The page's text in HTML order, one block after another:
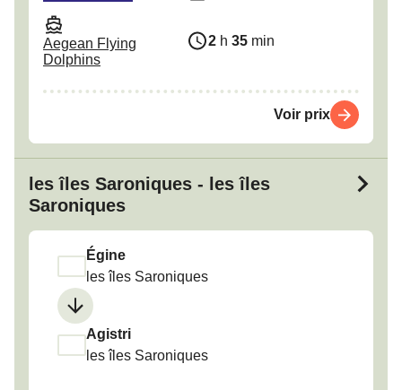
Aegean Flying
Dolphins
2 h 35 min
Voir prix
les îles Saroniques - les îles
Saroniques
Égine
les îles Saroniques
Agistri
les îles Saroniques